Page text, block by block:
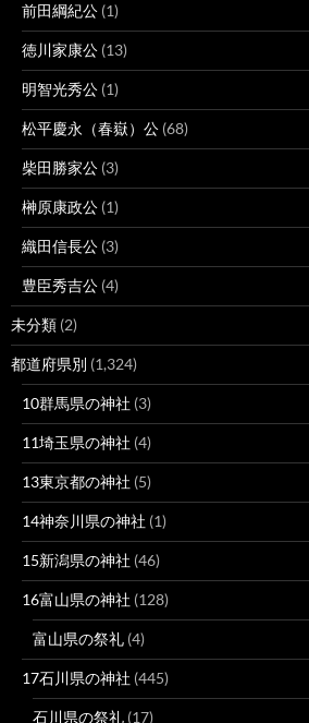
前田綱紀公 (1)
徳川家康公 (13)
明智光秀公 (1)
松平慶永（春嶽）公 (68)
柴田勝家公 (3)
榊原康政公 (1)
織田信長公 (3)
豊臣秀吉公 (4)
未分類 (2)
都道府県別 (1,324)
10群馬県の神社 (3)
11埼玉県の神社 (4)
13東京都の神社 (5)
14神奈川県の神社 (1)
15新潟県の神社 (46)
16富山県の神社 (128)
富山県の祭礼 (4)
17石川県の神社 (445)
石川県の祭礼 (17)